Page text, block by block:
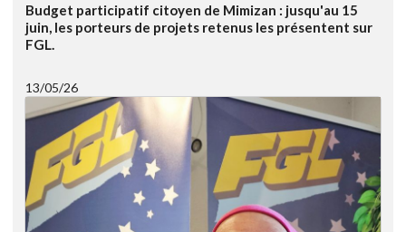
Budget participatif citoyen de Mimizan : jusqu'au 15
juin, les porteurs de projets retenus les présentent sur
FGL.
13/05/26